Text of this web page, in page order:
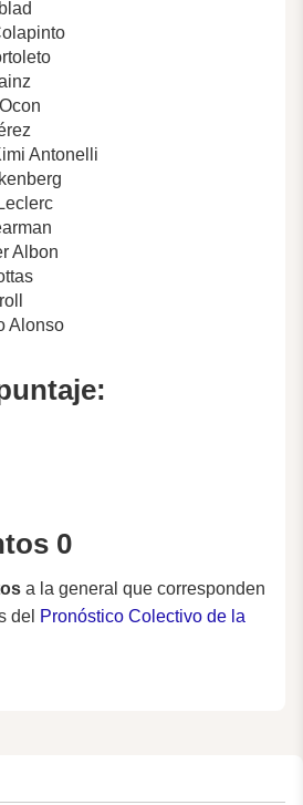
Antonelli
Albon
Alonso
0
a la general que corresponden
del Pronóstico Colectivo de la